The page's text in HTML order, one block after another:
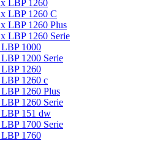
LBP 1260
LBP 1260 C
LBP 1260 Plus
LBP 1260 Serie
1000
1200 Serie
1260
1260 c
1260 Plus
1260 Serie
151 dw
1700 Serie
1760